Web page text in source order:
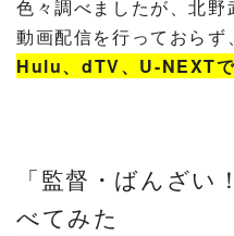
色々調べましたが、北
動画配信を行っておらず、
Hulu、dTV、U-NEXT
「監督・ばんざい
べてみた